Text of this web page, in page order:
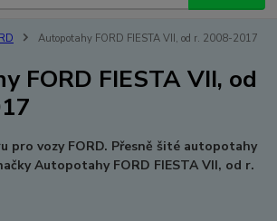
Autopotahy FORD FIESTA VII, od r. 2008-2017
FORD FIESTA VII, od
pro vozy FORD. Přesně šité autopotahy
Autopotahy FORD FIESTA VII, od r.